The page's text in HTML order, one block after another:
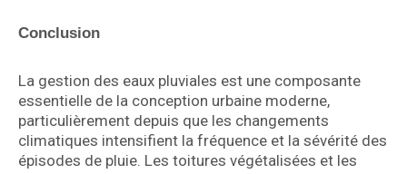
Conclusion
La gestion des eaux pluviales est une composante
essentielle de la conception urbaine moderne,
particulièrement depuis que les changements
climatiques intensifient la fréquence et la sévérité des
épisodes de pluie. Les toitures végétalisées et les